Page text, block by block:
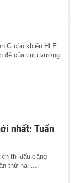
còn khiến HLE
đề của cựu vương
nhất: Tuần
thi đấu căng
thứ hai ...